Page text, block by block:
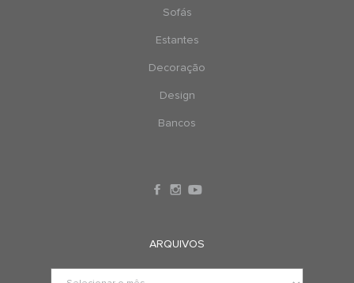
Sofás
Estantes
Decoração
Design
Bancos
ARQUIVOS